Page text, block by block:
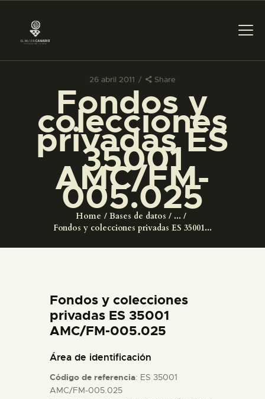
26 abril 2011 Share
Fondos y
colecciones
privadas ES
35001
AMC/FM-
005.025
Home Bases de datos
...
Fondos y colecciones privadas ES 35001...
PREPARAR LA VISITA
ACTIVIDADES
█
EL MUSEO
ESPAÑOL
ACTIVIDADES
Fondos y colecciones
privadas ES 35001
AMC/FM-005.025
Área de identificación
Código de referencia: ES 35001
AMC/FM-005.025